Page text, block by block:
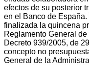
efectos de su posterior
en el Banco de
finalizada la quincena
Reglamento General
Decreto 939/2005, de
concepto no
General de la